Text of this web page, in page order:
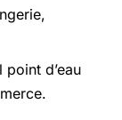
d’eau